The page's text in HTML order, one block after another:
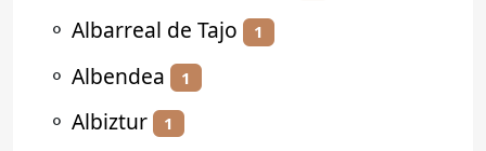
⚬ Albarreal de Tajo 1
⚬ Albendea 1
⚬ Albiztur 1